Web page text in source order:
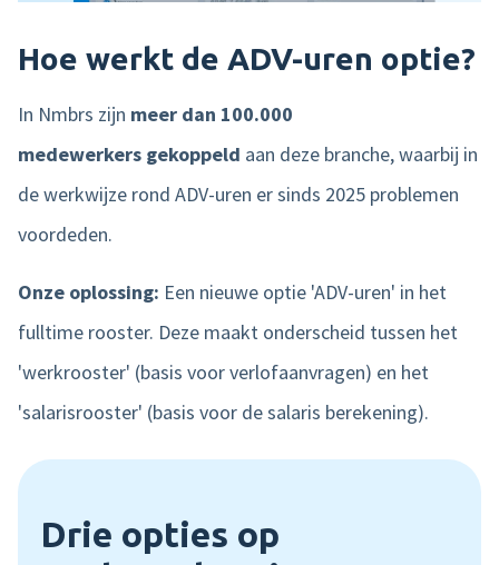
Hoe werkt de ADV-uren optie?
In Nmbrs zijn meer dan 100.000
medewerkers gekoppeld aan deze branche, waarbij in
de werkwijze rond ADV-uren er sinds 2025 problemen
voordeden.
Onze oplossing: Een nieuwe optie 'ADV-uren' in het
fulltime rooster. Deze maakt onderscheid tussen het
'werkrooster' (basis voor verlofaanvragen) en het
'salarisrooster' (basis voor de salaris berekening).
Drie opties op